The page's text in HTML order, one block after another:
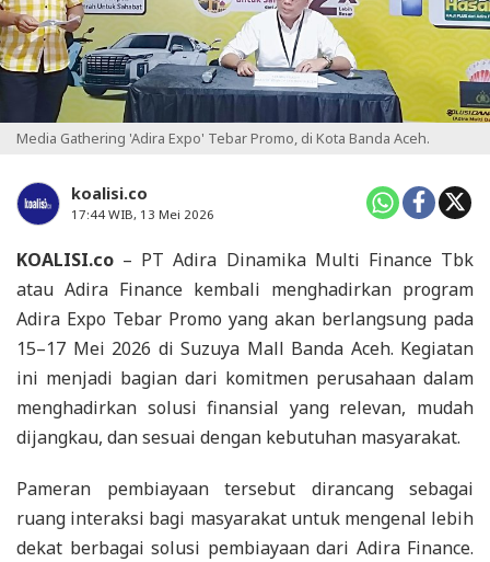
Media Gathering 'Adira Expo' Tebar Promo, di Kota Banda Aceh.
koalisi.co
17:44 WIB, 13 Mei 2026
KOALISI.co – PT Adira Dinamika Multi Finance Tbk
atau Adira Finance kembali menghadirkan program
Adira Expo Tebar Promo yang akan berlangsung pada
15–17 Mei 2026 di Suzuya Mall Banda Aceh. Kegiatan
ini menjadi bagian dari komitmen perusahaan dalam
menghadirkan solusi finansial yang relevan, mudah
dijangkau, dan sesuai dengan kebutuhan masyarakat.
Pameran pembiayaan tersebut dirancang sebagai
ruang interaksi bagi masyarakat untuk mengenal lebih
dekat berbagai solusi pembiayaan dari Adira Finance.